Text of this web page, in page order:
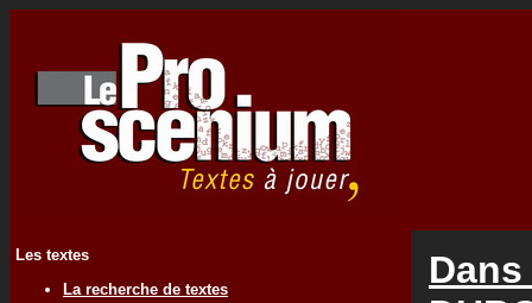
Les textes
La recherche de textes